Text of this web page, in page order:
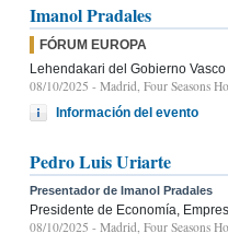
Imanol Pradales
FÓRUM EUROPA
Lehendakari del Gobierno Vasco
08/10/2025 - Madrid, Four Seasons
Información del evento
Pedro Luis Uriarte
Presentador de Imanol Pradales
Presidente de Economía,
08/10/2025 - Madrid, Four Seasons